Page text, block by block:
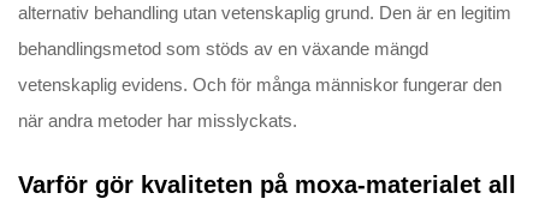
alternativ behandling utan vetenskaplig grund. Den är en legitim
behandlingsmetod som stöds av en växande mängd
vetenskaplig evidens. Och för många människor fungerar den
när andra metoder har misslyckats.
Varför gör kvaliteten på moxa-materialet all